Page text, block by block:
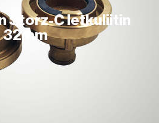
Storz-C letkuliitin
32mm